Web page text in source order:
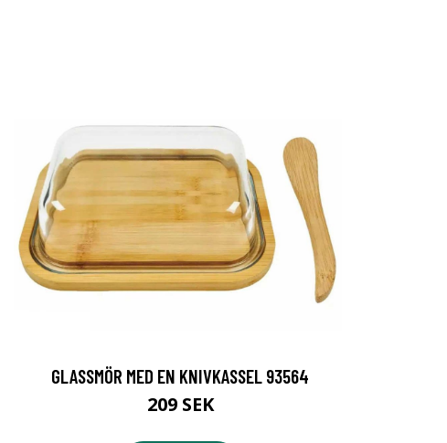
GLASSMÖR MED EN KNIVKASSEL 93564
209 SEK